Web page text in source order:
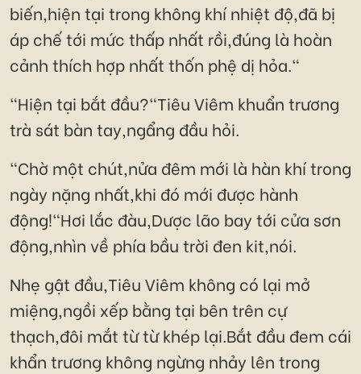
biến,hiện tại trong không khí nhiệt độ,đã bị
áp chế tới mức thấp nhất rồi,đúng là hoàn
cảnh thích hợp nhất thốn phệ dị hỏa."
"Hiện tại bắt đầu?"Tiêu Viêm khuẩn trương
trà sát bàn tay,ngẩng đầu hỏi.
"Chờ một chút,nửa đêm mới là hàn khí trong
ngày nặng nhất,khi đó mới được hành
động!"Hơi lắc đàu,Dược lão bay tới cửa sơn
động,nhìn về phía bầu trời đen kit,nói.
Nhẹ gật đầu,Tiêu Viêm không có lại mở
miệng,ngồi xếp bằng tại bên trên cự
thạch,đôi mắt từ từ khép lại.Bắt đầu đem cái
khẩn trương không ngừng nhảy lên trong